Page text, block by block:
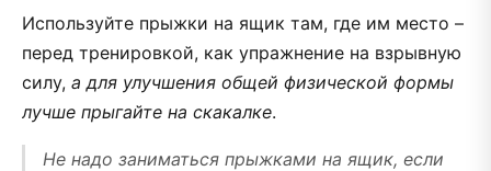
Используйте прыжки на ящик там, где им место –
перед тренировкой, как упражнение на взрывную
силу, а для улучшения общей физической формы
лучше прыгайте на скакалке.
Не надо заниматься прыжками на ящик, если